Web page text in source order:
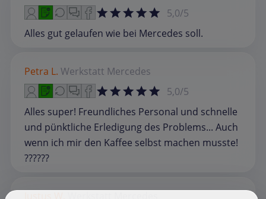
5,0/5
Alles gut gelaufen wie bei Mercedes soll.
Petra L. Werkstatt Mercedes
5,0/5
Alles super! Freundliches Personal und schnelle
und pünktliche Erledigung des Problems... Auch
wenn ich mir den Kaffee selbst machen musste!
??????